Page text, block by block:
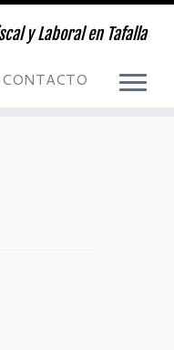
y Laboral en Tafalla
CONTACTO